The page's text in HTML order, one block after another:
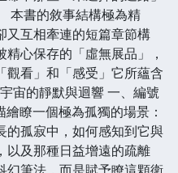
本書的敘事結構極為精
又互相牽連的短篇章節構
心保存的「虛無展品」，
觀看」和「感受」它所蘊含
宙的靜默與迴響 一、編號
瞭一個極為孤獨的場景：
的孤寂中，如何感知到它與
以及那種日益增遠的疏離